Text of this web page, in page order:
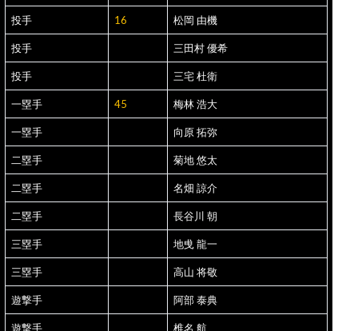
投手 16 松岡 由機
投手 三田村 優希
投手 三宅 杜衛
一塁手 45 梅林 浩大
一塁手 向原 拓弥
二塁手 菊地 悠太
二塁手 名畑 諒介
二塁手 長谷川 朝
三塁手 地曵 龍一
三塁手 高山 将敬
遊撃手 阿部 泰典
遊撃手 椎名 航